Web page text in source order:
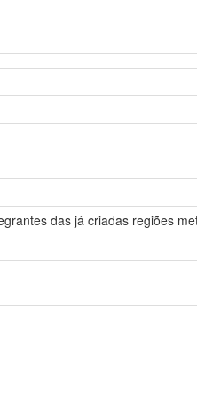
das já criadas regiões